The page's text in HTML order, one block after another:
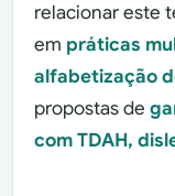
relacionar este
em práticas
alfabetização
propostas de
com TDAH,